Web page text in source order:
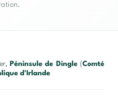
Péninsule de Dingle(Comté
d'Irlande